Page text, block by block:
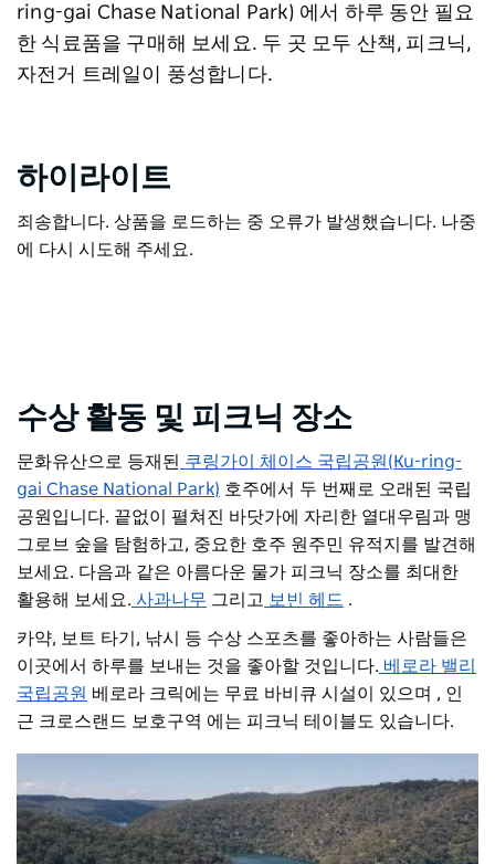
ring-gai Chase National Park) 에서 하루 동안 필요
한 식료품을 구매해 보세요. 두 곳 모두 산책, 피크닉,
자전거 트레일이 풍성합니다.
하이라이트
죄송합니다. 상품을 로드하는 중 오류가 발생했습니다. 나중
에 다시 시도해 주세요.
수상 활동 및 피크닉 장소
문화유산으로 등재된 쿠링가이 체이스 국립공원(Ku-ring-
gai Chase National Park) 호주에서 두 번째로 오래된 국립
공원입니다. 끝없이 펼쳐진 바닷가에 자리한 열대우림과 맹
그로브 숲을 탐험하고, 중요한 호주 원주민 유적지를 발견해
보세요. 다음과 같은 아름다운 물가 피크닉 장소를 최대한
활용해 보세요. 사과나무 그리고 보빈 헤드 .
카약, 보트 타기, 낚시 등 수상 스포츠를 좋아하는 사람들은
이곳에서 하루를 보내는 것을 좋아할 것입니다. 베로라 밸리
국립공원 베로라 크릭에는 무료 바비큐 시설이 있으며 , 인
근 크로스랜드 보호구역 에는 피크닉 테이블도 있습니다.